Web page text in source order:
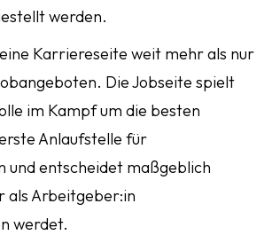
werden.
Karriereseite weit mehr als nur
Die Jobseite spielt
im Kampf um die besten
Anlaufstelle für
und entscheidet maßgeblich
als Arbeitgeber:in
werdet.